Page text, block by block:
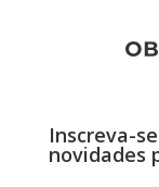
Inscreva-
novidades